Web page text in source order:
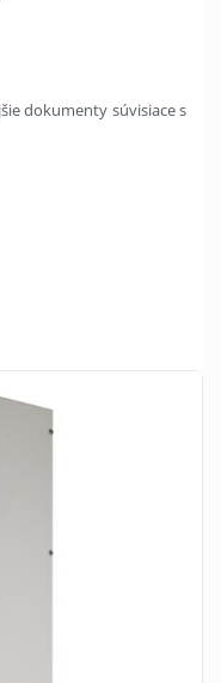
dokumenty súvisiace s